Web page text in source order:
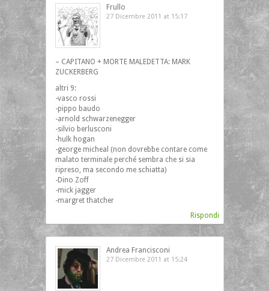
Frullo
27 Dicembre 2011 at 15:17
– CAPITANO + MORTE MALEDETTA: MARK
ZUCKERBERG
altri 9:
-vasco rossi
-pippo baudo
-arnold schwarzenegger
-silvio berlusconi
-hulk hogan
-george micheal (non dovrebbe contare come
malato terminale perché sembra che si sia
ripreso, ma secondo me schiatta)
-Dino Zoff
-mick jagger
-margret thatcher
Rispondi
Andrea Francisconi
27 Dicembre 2011 at 15:24